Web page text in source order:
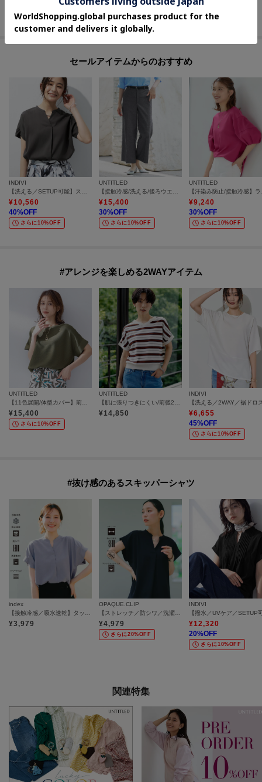
さらに10%OFF
さらに10%OFF さらに10%OFF
セールアイテムからのおすすめ
INDIVI
【洗える／SETUP可能】スキッパーブラウス
¥10,560
40%OFF
さらに10%OFF
UNTITLED
【接触冷感/洗える/後ろウエストゴム】オックスワイドパンツ
¥15,400
30%OFF
さらに10%OFF
UNTITLED
【汗
¥9,240
30%OFF
さらに10%OFF
#アレンジを楽しめる2WAYアイテム
UNTITLED
¥15,400
さらに10%OFF
UNTITLED
¥14,850
INDIVI
¥6,655
45%OFF
さらに10%OFF
#抜け感のあるスキッパーシャツ
index
【接触冷感／吸水速乾】タックスキッパーブラウス《防シワ／イージーアイロン／洗濯機OK／9col》
¥3,979
OPAQUE.CLIP
【ストレッチ／防シワ／洗濯機OK】スキッパーブラウス《SS～LL／5col／セットアップ可》
¥4,979
さらに20%OFF
INDIVI
¥12,320
20%OFF
さらに10%OFF
関連特集